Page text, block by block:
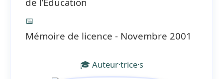
📅
Mémoire de licence - Novembre 2001
🎓 Auteur·trice·s